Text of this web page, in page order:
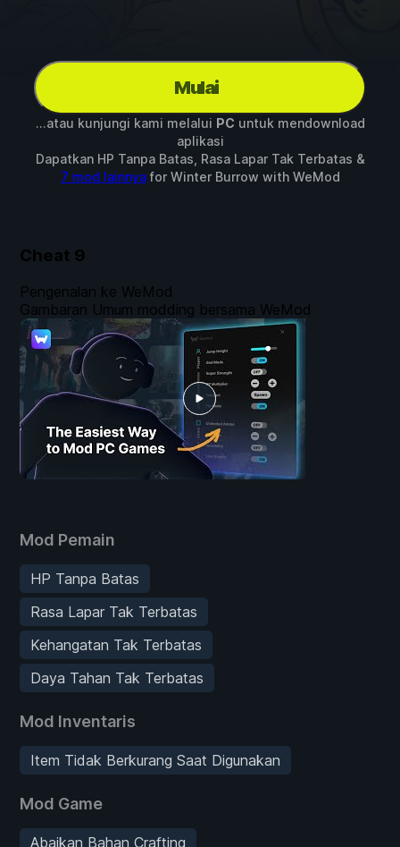
Mulai
...atau kunjungi kami melalui PC untuk mendownload
aplikasi
Dapatkan HP Tanpa Batas, Rasa Lapar Tak Terbatas &
7 mod lainnyafor Winter Burrow with WeMod
Cheat 9
Mod Pemain
HP Tanpa Batas
Rasa Lapar Tak Terbatas
Kehangatan Tak Terbatas
Daya Tahan Tak Terbatas
Mod Inventaris
Item Tidak Berkurang Saat Digunakan
Mod Game
Abaikan Bahan Crafting
Pengenalan ke WeMod
Gambaran Umum modding bersama WeMod